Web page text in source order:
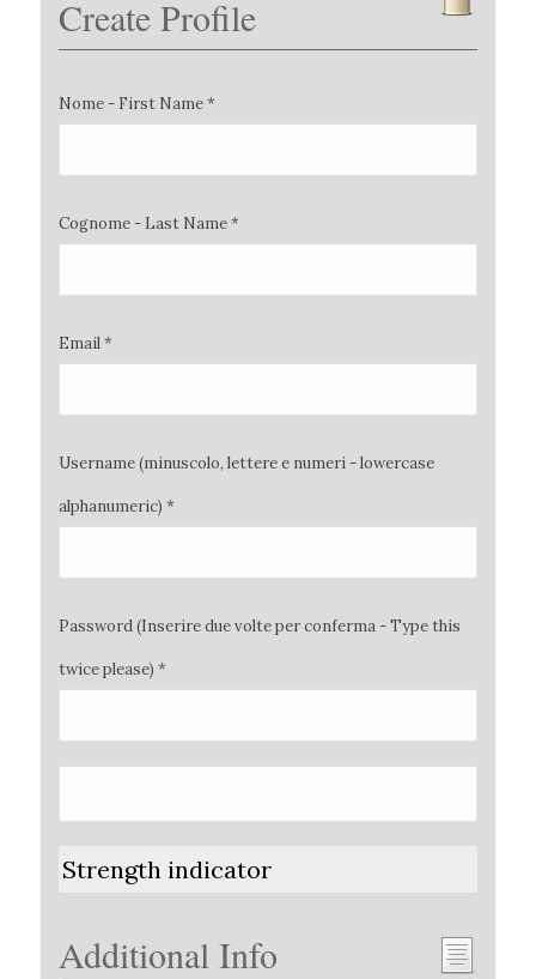
Create Profile
Nome - First Name *
Cognome - Last Name *
Email *
Username (minuscolo, lettere e numeri - lowercase
alphanumeric) *
Password (Inserire due volte per conferma - Type this
twice please) *
Strength indicator
Additional Info